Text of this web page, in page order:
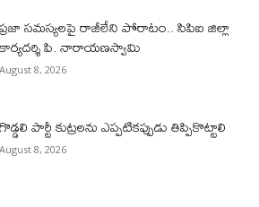
ప్రజా సమస్యలపై రాజీలేని పోరాటం.. సిపిఐ జిల్లా
కార్యదర్శి పి. నారాయణస్వామి
August 8, 2026
గొడ్డలి పార్టీ కుట్రలను ఎప్పటికప్పుడు తిప్పికొట్టాలి
August 8, 2026